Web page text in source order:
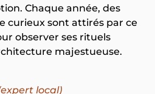
Chaque année, des
curieux sont attirés par ce
observer ses rituels
majestueuse.
local)